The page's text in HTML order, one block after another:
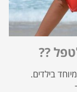
??
בילדים.